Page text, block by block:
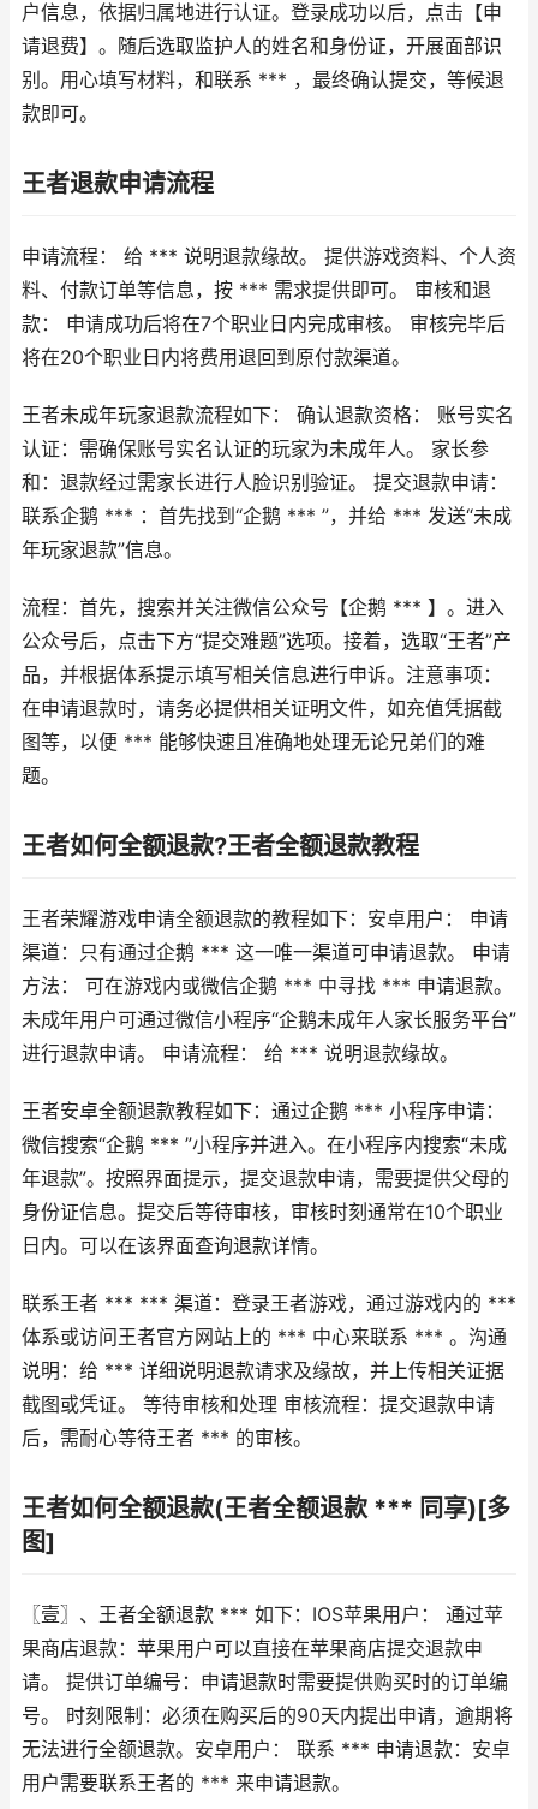
户信息，依据归属地进行认证。登录成功以后，点击【申
请退费】。随后选取监护人的姓名和身份证，开展面部识
别。用心填写材料，和联系 *** ，最终确认提交，等候退
款即可。
王者退款申请流程
申请流程： 给 *** 说明退款缘故。 提供游戏资料、个人资
料、付款订单等信息，按 *** 需求提供即可。 审核和退
款： 申请成功后将在7个职业日内完成审核。 审核完毕后
将在20个职业日内将费用退回到原付款渠道。
王者未成年玩家退款流程如下： 确认退款资格： 账号实名
认证：需确保账号实名认证的玩家为未成年人。 家长参
和：退款经过需家长进行人脸识别验证。 提交退款申请：
联系企鹅 *** ：首先找到“企鹅 *** ”，并给 *** 发送“未成
年玩家退款”信息。
流程：首先，搜索并关注微信公众号【企鹅 *** 】。进入
公众号后，点击下方“提交难题”选项。接着，选取“王者”产
品，并根据体系提示填写相关信息进行申诉。注意事项：
在申请退款时，请务必提供相关证明文件，如充值凭据截
图等，以便 *** 能够快速且准确地处理无论兄弟们的难
题。
王者如何全额退款?王者全额退款教程
王者荣耀游戏申请全额退款的教程如下：安卓用户： 申请
渠道：只有通过企鹅 *** 这一唯一渠道可申请退款。 申请
方法： 可在游戏内或微信企鹅 *** 中寻找 *** 申请退款。
未成年用户可通过微信小程序“企鹅未成年人家长服务平台”
进行退款申请。 申请流程： 给 *** 说明退款缘故。
王者安卓全额退款教程如下：通过企鹅 *** 小程序申请：
微信搜索“企鹅 *** ”小程序并进入。在小程序内搜索“未成
年退款”。按照界面提示，提交退款申请，需要提供父母的
身份证信息。提交后等待审核，审核时刻通常在10个职业
日内。可以在该界面查询退款详情。
联系王者 *** *** 渠道：登录王者游戏，通过游戏内的 ***
体系或访问王者官方网站上的 *** 中心来联系 *** 。沟通
说明：给 *** 详细说明退款请求及缘故，并上传相关证据
截图或凭证。 等待审核和处理 审核流程：提交退款申请
后，需耐心等待王者 *** 的审核。
王者如何全额退款(王者全额退款 *** 同享)[多
图]
〖壹〗、王者全额退款 *** 如下：IOS苹果用户： 通过苹
果商店退款：苹果用户可以直接在苹果商店提交退款申
请。 提供订单编号：申请退款时需要提供购买时的订单编
号。 时刻限制：必须在购买后的90天内提出申请，逾期将
无法进行全额退款。安卓用户： 联系 *** 申请退款：安卓
用户需要联系王者的 *** 来申请退款。